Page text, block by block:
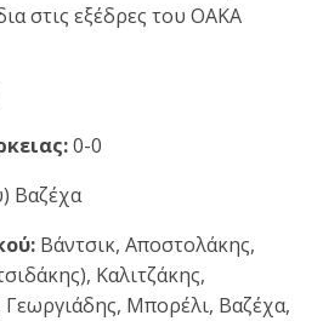
στις εξέδρες του ΟΑΚΑ
0-0
Βαζέχα
Βάντσικ, Αποστολάκης,
Καλιτζάκης,
Μπορέλι, Βαζέχα,